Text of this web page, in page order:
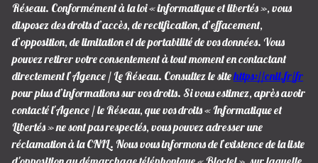
Réseau. Conformément à la loi « informatique et libertés », vous
disposez des droits d’accès, de rectification, d’effacement,
d’opposition, de limitation et de portabilité de vos données. Vous
pouvez retirer votre consentement à tout moment en contactant
directement l’Agence / Le Réseau. Consultez le sitehttps://cnil.fr/fr
pour plus d’informations sur vos droits. Si vous estimez, après avoir
contacté l'Agence / le Réseau, que vos droits « Informatique et
Libertés » ne sont pas respectés, vous pouvez adresser une
réclamation à la CNIL. Nous vous informons de l’existence de la liste